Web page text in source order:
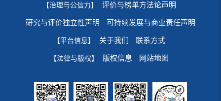
【治理与公信力】 评价与榜单方法论声明
研究与评价独立性声明 可持续发展与商业责任声明
【平台信息】 关于我们 联系方式
【法律与版权】 版权信息 网站地图